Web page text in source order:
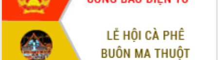
sầu riêng tại Đắk Lắk
Trình diễn nghệ thuật chế biến các
món ăn từ sầu riêng
Đắk Lắk công bố Quy hoạch và xúc
tiến đầu tư tỉnh
Ngành cá ngừ Đắk Lắk chủ động thích